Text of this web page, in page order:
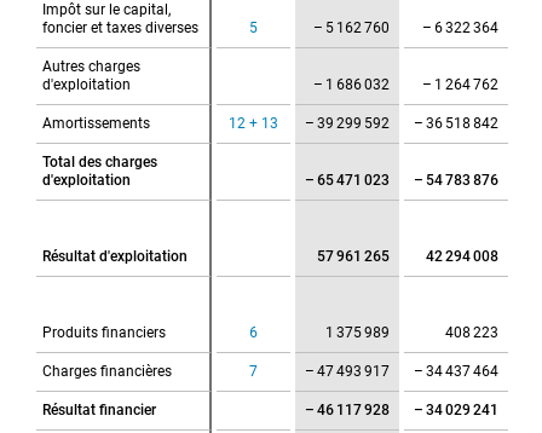
Impôt sur le capital,
foncier et taxes diverses
5 – 5 162 760 – 6 322 364
Autres charges
d'exploitation
– 1 686 032 – 1 264 762
Amortissements 12 + 13 – 39 299 592 – 36 518 842
Total des charges
d'exploitation
– 65 471 023 – 54 783 876
Résultat d'exploitation 57 961 265 42 294 008
Produits financiers 6 1 375 989 408 223
Charges financières 7 – 47 493 917 – 34 437 464
Résultat financier – 46 117 928 – 34 029 241
Impôt sur le capital,
foncier et taxes diverses
Autres charges
d'exploitation
Amortissements
Total des charges
d'exploitation
Résultat d'exploitation
Produits financiers
Charges financières
Résultat financier